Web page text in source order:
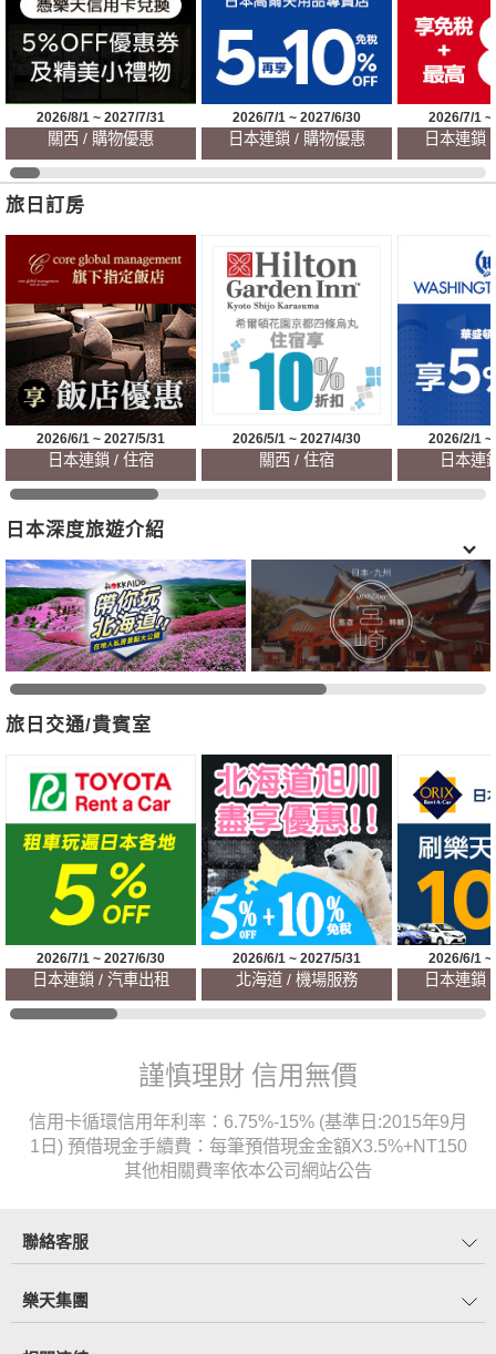
2026/8/1 ~ 2027/7/31
關西 / 購物優惠
2026/7/1 ~ 2027/6/30
日本連鎖 / 購物優惠
2026/7/1
日本連鎖
旅日訂房
2026/6/1 ~ 2027/5/31
日本連鎖 / 住宿
2026/5/1 ~ 2027/4/30
關西 / 住宿
2026/2/1
日本連
日本深度旅遊介紹
旅日交通/貴賓室
2026/7/1 ~ 2027/6/30
日本連鎖 / 汽車出租
2026/6/1 ~ 2027/5/31
北海道 / 機場服務
2026/6/1
日本連鎖
謹慎理財 信用無價
信用卡循環信用年利率：6.75%-15% (基準日:2015年9月
1日) 預借現金手續費：每筆預借現金金額X3.5%+NT150
其他相關費率依本公司網站公告
聯絡客服
樂天集團